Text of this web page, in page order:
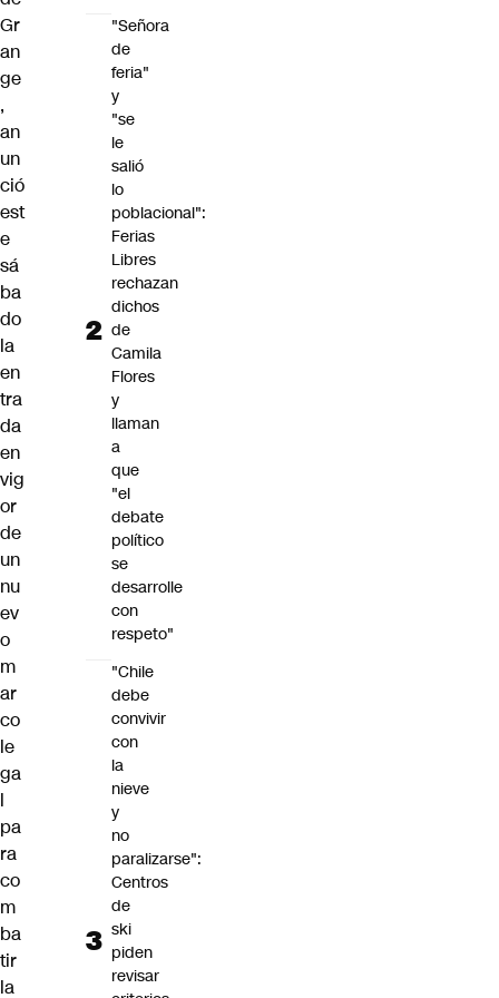
Gr
an
ge
,
an
un
ció
est
e
sá
ba
do
la
en
tra
da
en
vig
or
de
un
nu
ev
o
m
ar
co
le
ga
l
pa
ra
co
m
ba
tir
la
"Señora
de
feria"
y
"se
le
salió
lo
poblacional":
Ferias
Libres
rechazan
dichos
de
Camila
Flores
y
llaman
a
que
"el
debate
político
se
desarrolle
con
respeto"
"Chile
debe
convivir
con
la
nieve
y
no
paralizarse":
Centros
de
ski
piden
revisar